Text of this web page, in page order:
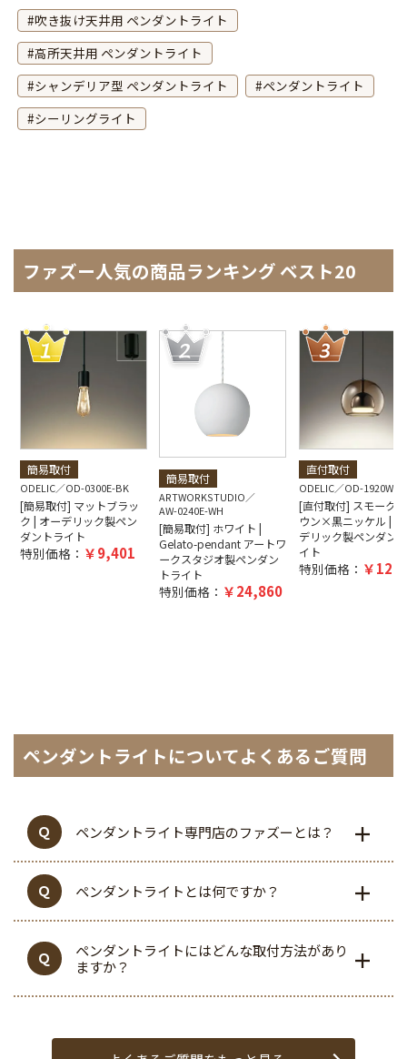
吹き抜け天井用 ペンダントライト
高所天井用 ペンダントライト
シャンデリア型 ペンダントライト
ペンダントライト
シーリングライト
ファズー人気の商品ランキング ベスト20
簡易取付
ODELIC OD-0300E-BK
[簡易取付] マットブラッ
ク | オーデリック製ペン
ダントライト
特別価格： 9,401
簡易取付
ARTWORKSTUDIO
AW-0240E-WH
[簡易取付] ホワイト |
Gelato-pendant アートワ
ークスタジオ製ペンダン
トライト
特別価格： 24,860
直付取付
ODELIC OD-1920W-
[直付取付] スモーク
ウン×黒ニッケル |
デリック製ペンダン
イト
特別価格：
ペンダントライトについてよくあるご質問
ペンダントライト専門店のファズーとは？
ペンダントライトとは何ですか？
ペンダントライトにはどんな取付方法があり
ますか？